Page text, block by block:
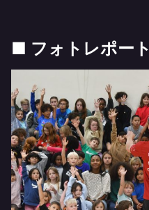
■ フォトレポート